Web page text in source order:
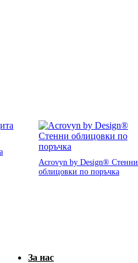
Acrovyn by Design® Стенни
облицовки по поръчка
За нас